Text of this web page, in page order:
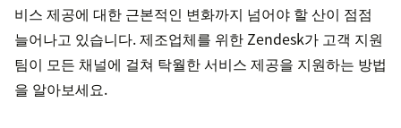
비스 제공에 대한 근본적인 변화까지 넘어야 할 산이 점점
늘어나고 있습니다. 제조업체를 위한 Zendesk가 고객 지원
팀이 모든 채널에 걸쳐 탁월한 서비스 제공을 지원하는 방법
을 알아보세요.